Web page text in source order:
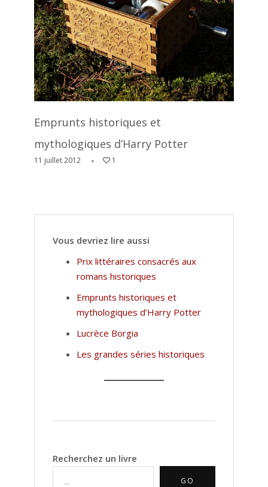
Emprunts historiques et
mythologiques d’Harry Potter
11 juillet 2012 1
Vous devriez lire aussi
Prix littéraires consacrés aux
romans historiques
Emprunts historiques et
mythologiques d’Harry Potter
Lucrèce Borgia
Les grandes séries historiques
Recherchez un livre
GO